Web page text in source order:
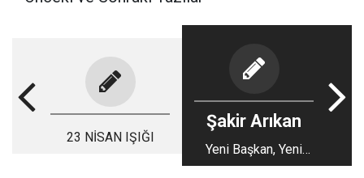
23 NİSAN IŞIĞI
Şakir Arıkan
Yeni Başkan, Yeni
Dönem ve 23 Nisan